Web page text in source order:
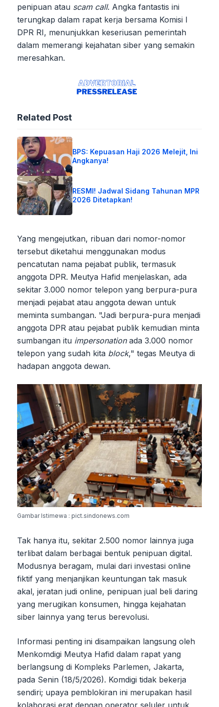
penipuan atau scam call. Angka fantastis ini
terungkap dalam rapat kerja bersama Komisi I
DPR RI, menunjukkan keseriusan pemerintah
dalam memerangi kejahatan siber yang semakin
meresahkan.
Related Post
BPS: Kepuasan Haji 2026 Melejit, Ini
Angkanya!
RESMI! Jadwal Sidang Tahunan MPR
2026 Ditetapkan!
Yang mengejutkan, ribuan dari nomor-nomor
tersebut diketahui menggunakan modus
pencatutan nama pejabat publik, termasuk
anggota DPR. Meutya Hafid menjelaskan, ada
sekitar 3.000 nomor telepon yang berpura-pura
menjadi pejabat atau anggota dewan untuk
meminta sumbangan. "Jadi berpura-pura menjadi
anggota DPR atau pejabat publik kemudian minta
sumbangan itu impersonationada 3.000 nomor
telepon yang sudah kita block," tegas Meutya di
hadapan anggota dewan.
Gambar Istimewa : pict.sindonews.com
Tak hanya itu, sekitar 2.500 nomor lainnya juga
terlibat dalam berbagai bentuk penipuan digital.
Modusnya beragam, mulai dari investasi online
fiktif yang menjanjikan keuntungan tak masuk
akal, jeratan judi online, penipuan jual beli daring
yang merugikan konsumen, hingga kejahatan
siber lainnya yang terus berevolusi.
Informasi penting ini disampaikan langsung oleh
Menkomdigi Meutya Hafid dalam rapat yang
berlangsung di Kompleks Parlemen, Jakarta,
pada Senin (18/5/2026). Komdigi tidak bekerja
sendiri; upaya pemblokiran ini merupakan hasil